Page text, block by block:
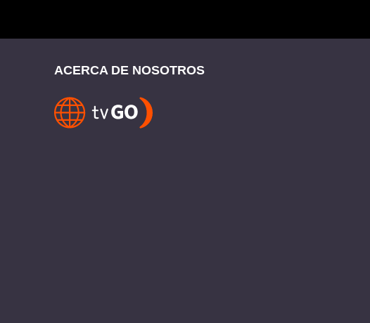
ACERCA DE NOSOTROS